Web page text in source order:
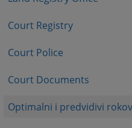
Court Registry
Court Police
Court Documents
Optimalni i predvidivi